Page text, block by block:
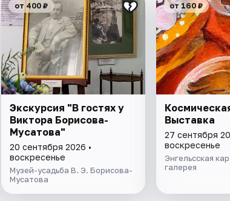
от 400 ₽
Экскурсия "В гостях у
Виктора Борисова-
Мусатова"
20 сентября 2026 •
воскресенье
Музей-усадьба В. Э. Борисова-
Мусатова
от 160 ₽
Выставка
27 сентября
воскресенье
Энгельсская
галерея